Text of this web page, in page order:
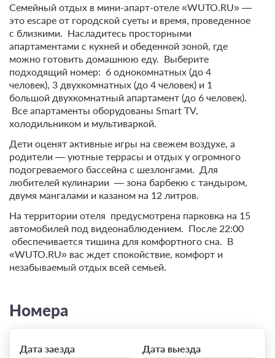
Семейный отдых в мини-апарт-отеле «WUTO.RU» —
это escape от городской суеты и время, проведенное
с близкими. Насладитесь просторными
апартаментами с кухней и обеденной зоной, где
можно готовить домашнюю еду. Выберите
подходящий номер: 6 однокомнатных (до 4
человек), 3 двухкомнатных (до 4 человек) и 1
большой двухкомнатный апартамент (до 6 человек).
Все апартаменты оборудованы Smart TV,
холодильником и мультиваркой.
Дети оценят активные игры на свежем воздухе, а
родители — уютные террасы и отдых у огромного
подогреваемого бассейна с шезлонгами. Для
любителей кулинарии — зона барбекю с тандыром,
двумя мангалами и казаном на 12 литров.
На территории отеля предусмотрена парковка на 15
автомобилей под видеонаблюдением. После 22:00
обеспечивается тишина для комфортного сна. В
«WUTO.RU» вас ждет спокойствие, комфорт и
незабываемый отдых всей семьей.
Номера
Дата заезда Дата выезда